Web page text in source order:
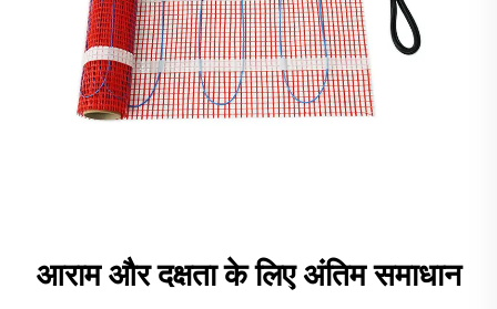
आराम और दक्षता के लिए अंतिम समाधान